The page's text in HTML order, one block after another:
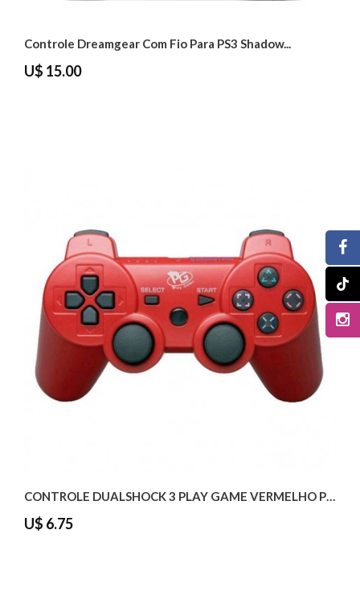
Controle Dreamgear Com Fio Para PS3 Shadow...
U$ 15.00
CONTROLE DUALSHOCK 3 PLAY GAME VERMELHO PS3
U$ 6.75